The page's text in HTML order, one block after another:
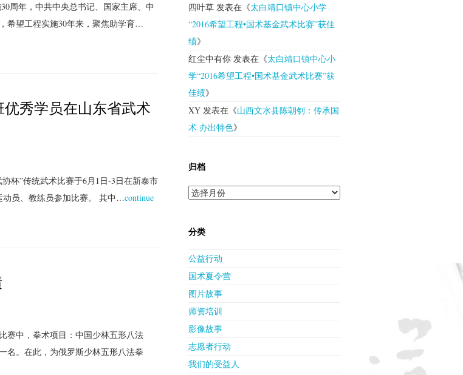
周年，中共中央总书记、国家主席、中
希望工程实施30年来，聚焦助学育…
优秀学员在山东省武术
杯”传统武术比赛于6月1日-3日在新泰市
动员、教练员参加比赛。 其中…continue
赛中，拳术项目：中国少林五形八法
名。在此，为俄罗斯少林五形八法拳
四叶草 发表在《太白靖口镇中心小学
“2016希望工程•国术基金武术比赛”获佳
绩》
红尘中有你 发表在《太白靖口镇中心小
学“2016希望工程•国术基金武术比赛”获
佳绩》
XY 发表在《山西文水县陈朝钊：传承国
术 办出特色》
归档
归
分类
公益行动
国术夏令营
图片故事
师资培训
影像故事
志愿者行动
我们的受益人